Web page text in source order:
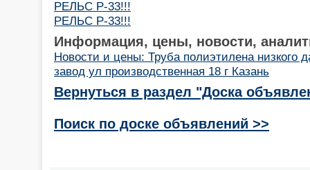
РЕЛЬС Р-33!!!
РЕЛЬС Р-33!!!
Информация, цены, новости,
Новости и цены: Труба полиэтилена низкого
завод ул производственная 18 г Казань
Вернуться в раздел "Доска
Поиск по доске объявлений >>